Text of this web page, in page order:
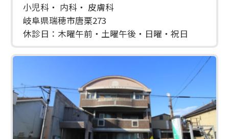
小児科・ 内科・ 皮膚科
岐阜県瑞穂市唐栗273
休診日：木曜午前・土曜午後・日曜・祝日